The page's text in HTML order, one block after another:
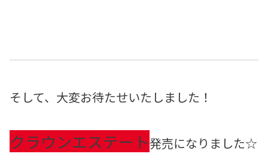
そして、大変お待たせいたしました！
クラウンエステート発売になりました☆